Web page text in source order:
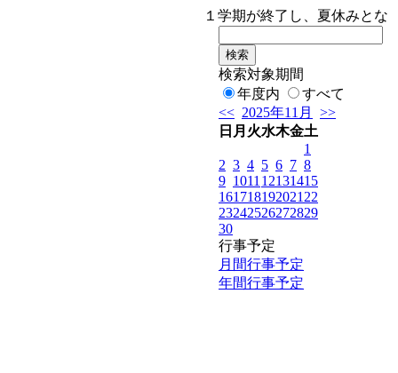
１学期が終了し、夏休みとなり
検索対象期間
年度内
すべて
<< 2025年11月
>>
日 月 火水木金土
1
2 3 4 5 6 7 8
9 1011 12131415
161718192021 22
23242526272829
30
行事予定
月間行事予定
年間行事予定